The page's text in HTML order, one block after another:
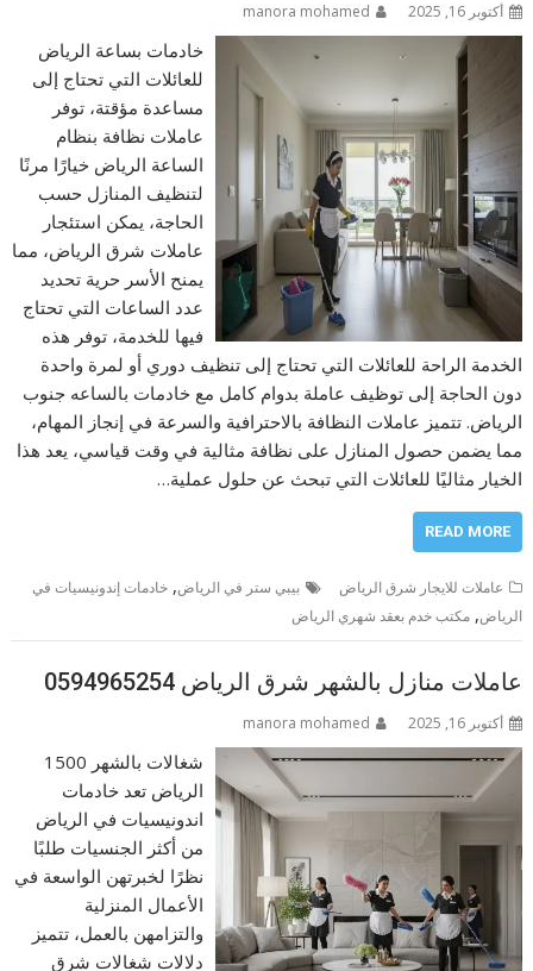
أكتوبر 16, 2025 manora mohamed
خادمات بساعة الرياض
للعائلات التي تحتاج إلى
مساعدة مؤقتة، توفر
عاملات نظافة بنظام
الساعة الرياض خيارًا مرنًا
لتنظيف المنازل حسب
الحاجة، يمكن استئجار
عاملات شرق الرياض، مما
يمنح الأسر حرية تحديد
عدد الساعات التي تحتاج
فيها للخدمة، توفر هذه
الخدمة الراحة للعائلات التي تحتاج إلى تنظيف دوري أو لمرة واحدة
دون الحاجة إلى توظيف عاملة بدوام كامل مع خادمات بالساعه جنوب
الرياض. تتميز عاملات النظافة بالاحترافية والسرعة في إنجاز المهام،
مما يضمن حصول المنازل على نظافة مثالية في وقت قياسي، يعد هذا
الخيار مثاليًا للعائلات التي تبحث عن حلول عملية…
READ MORE
عاملات للايجار شرق الرياض بيبي ستر في الرياض,خادمات إندونيسيات في
الرياض,مكتب خدم بعقد شهري الرياض
عاملات منازل بالشهر شرق الرياض 0594965254
أكتوبر 16, 2025 manora mohamed
شغالات بالشهر 1500
الرياض تعد خادمات
اندونيسيات في الرياض
من أكثر الجنسيات طلبًا
نظرًا لخبرتهن الواسعة في
الأعمال المنزلية
والتزامهن بالعمل، تتميز
دلالات شغالات شرق